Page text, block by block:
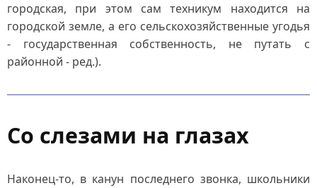
городская, при этом сам техникум находится на
городской земле, а его сельскохозяйственные угодья
- государственная собственность, не путать с
районной - ред.).
Со слезами на глазах
Наконец-то, в канун последнего звонка, школьники